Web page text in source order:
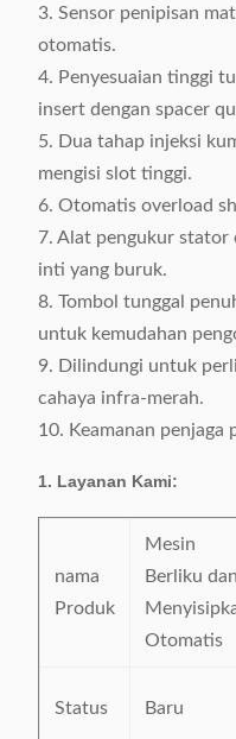
3. Sensor penipisan
otomatis.
4. Penyesuaian tinggi
insert dengan spacer
5. Dua tahap injeksi
mengisi slot tinggi.
6. Otomatis overload
7. Alat pengukur stator
inti yang buruk.
8. Tombol tunggal
untuk kemudahan
9. Dilindungi untuk
cahaya infra-merah.
10. Keamanan penjaga
1. Layanan Kami:
nama
Produk
Mesin
Berliku dan
Otomatis
Status Baru